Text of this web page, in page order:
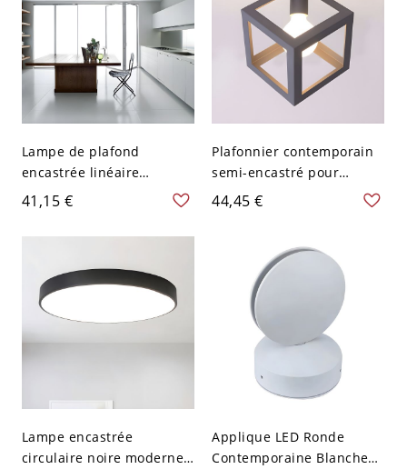
Lampe de plafond
encastrée linéaire
contemporaine en
aluminium noir avec
éclairage LED pour
41,15 €
Plafonnier contemporain
semi-encastré pour
chambre carrée en métal
gris avec 1 ampoule
44,45 €
Lampe encastrée
circulaire noire moderne
Applique LED Ronde
Contemporaine Blanche